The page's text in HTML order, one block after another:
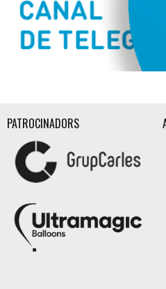
PATROCINADORS